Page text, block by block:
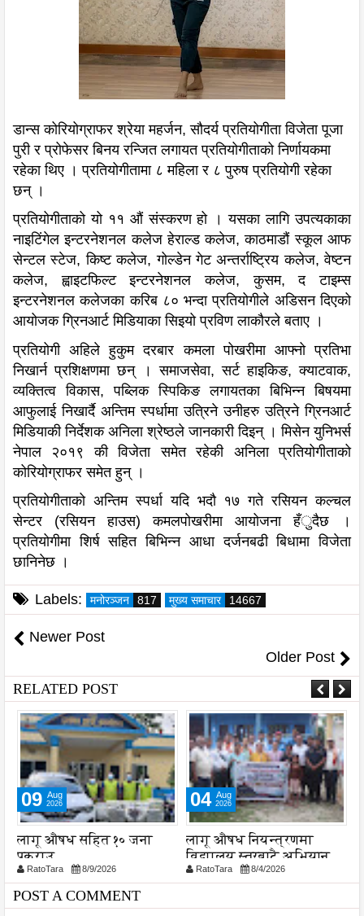
डान्स कोरियोग्राफर श्रेया महर्जन, सौदर्य प्रतियोगीता विजेता पूजा
पुरी र प्रोफेसर बिनय रन्जित लगायत प्रतियोगीताको निर्णायकमा
रहेका थिए । प्रतियोगीतामा ८ महिला र ८ पुरुष प्रतियोगी रहेका
छन् ।
प्रतियोगीताको यो ११ औं संस्करण हो । यसका लागि उपत्यकाका
नाइटिंगेल इन्टरनेशनल कलेज हेराल्ड कलेज, काठमाडौं स्कूल आफ
सेन्टल स्टेज, किष्ट कलेज, गोल्डेन गेट अन्तर्राष्ट्रिय कलेज, वेष्टन
कलेज, ह्वाइटफिल्ट इन्टरनेशनल कलेज, कुसम, द टाइम्स
इन्टरनेशनल कलेजका करिब ८० भन्दा प्रतियोगीले अडिसन दिएको
आयोजक ग्रिनआर्ट मिडियाका सिइयो प्रविण लाकौरले बताए ।
प्रतियोगी अहिले हुकुम दरबार कमला पोखरीमा आफ्नो प्रतिभा
निखार्न प्रशिक्षणमा छन् । समाजसेवा, सर्ट हाइकिङ, क्याटवाक,
व्यक्तित्व विकास, पब्लिक स्पिकिङ लगायतका बिभिन्न बिषयमा
आफुलाई निखार्दै अन्तिम स्पर्धामा उत्रिने उनीहरु उत्रिने ग्रिनआर्ट
मिडियाकी निर्देशक अनिला श्रेष्ठले जानकारी दिइन् । मिसेन युनिभर्स
नेपाल २०१९ की विजेता समेत रहेकी अनिला प्रतियोगीताको
कोरियोग्राफर समेत हुन् ।
प्रतियोगीताको अन्तिम स्पर्धा यदि भदौ १७ गते रसियन कल्चल
सेन्टर (रसियन हाउस) कमलपोखरीमा आयोजना हँुदैछ ।
प्रतियोगीमा शिर्ष सहित बिभिन्न आधा दर्जनबढी बिधामा विजेता
छानिनेछ ।
Labels: मनोरञ्जन 817 मुख्य समाचार 14667
Newer Post
Older Post
RELATED POST
09 Aug
2026
लागू औषध सहित १० जना
पक्राउ
RatoTara 8/9/2026
04 Aug
2026
लागू औषध नियन्त्रणमा
विद्यालय स्तरबाटै अभियान
शुरुRatoTara 8/4/2026
POST A COMMENT